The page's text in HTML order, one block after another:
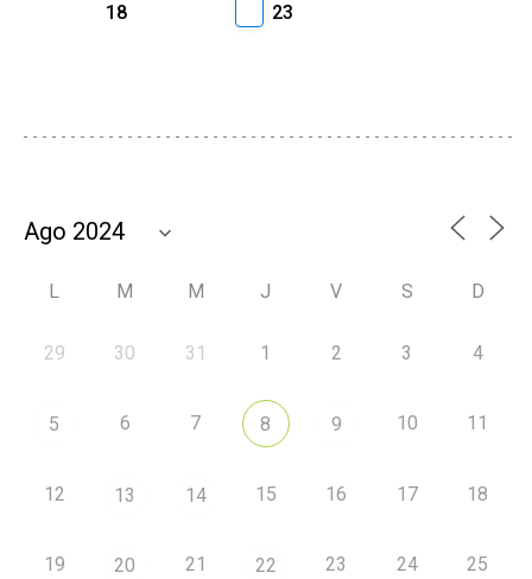
18
23
L M M J V S D
29 30 31 1 2 3 4
5 6 7 8 9 10 11
12 13 14 15 16 17 18
19 20 21 22 23 24 25